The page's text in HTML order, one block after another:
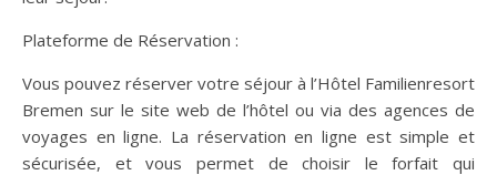
Plateforme de Réservation :
Vous pouvez réserver votre séjour à l’Hôtel Familienresort
Bremen sur le site web de l’hôtel ou via des agences de
voyages en ligne. La réservation en ligne est simple et
sécurisée, et vous permet de choisir le forfait qui